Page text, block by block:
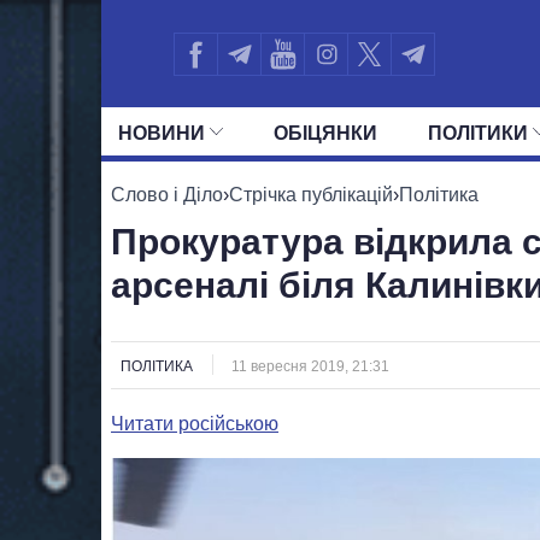
НОВИНИ ОБIЦЯНКИ ПОЛIТИКИ
УСІ ПОЛІТИКИ ПРЕЗИДЕНТ І ОФІС
Слово і Діло›Стрічка публікацій›Політика
Прокуратура відкрила
арсеналі біля
ПОЛІТИКА 11 вересня 2019, 21:31
Читати російською